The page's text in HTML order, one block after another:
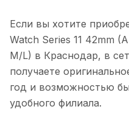
Если вы хотите
Watch Series 11 42mm
M/L) в Краснодар, в
получаете
год и возможностью
удобного филиала.